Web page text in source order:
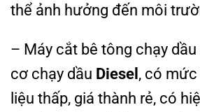
thể ảnh hưởng đến môi
– Máy cắt bê tông chạy
cơ chạy dầu Diesel, có
liệu thấp, giá thành rẻ, có